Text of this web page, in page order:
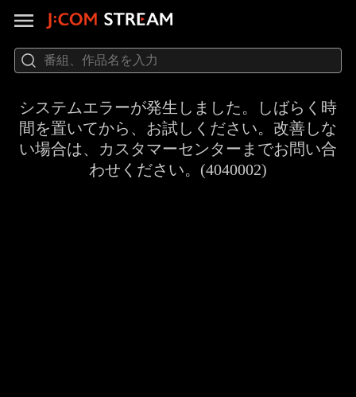
システムエラーが発生しました。しばらく時
間を置いてから、お試しください。改善しな
い場合は、カスタマーセンターまでお問い合
わせください。(4040002)